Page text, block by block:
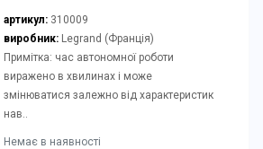
артикул: 310009
виробник:Legrand (Франція)
Примітка: час автономної роботи
виражено в хвилинах і може
змінюватися залежно від характеристик
нав..
Немає в наявності